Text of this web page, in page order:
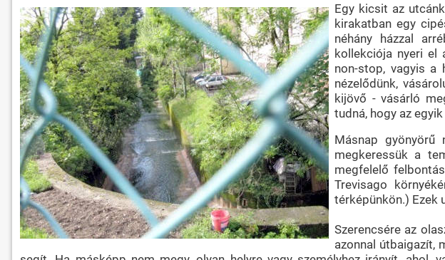
Egy kicsit az
kirakatban egy
néhány házzal
kollekciója nyeri el
non-stop, vagyis a
nézelődünk,
kijövő - vásárló
tudná, hogy az
Másnap gyönyörű
megkeressük a
megfelelő
Trevisago
térképünkön.) Ezek
Szerencsére az
azonnal útbaigazít,